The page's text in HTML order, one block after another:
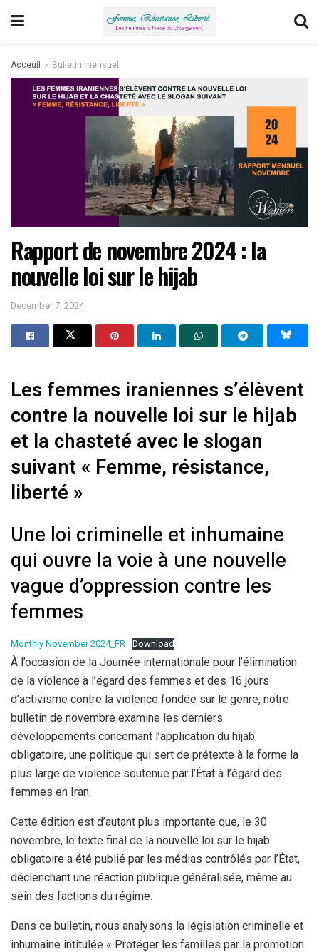
Acceuil Bulletin mensuel
Rapport de novembre 2024 : la
nouvelle loi sur le hijab
December 7, 2024
Les femmes iraniennes s’élèvent
contre la nouvelle loi sur le hijab
et la chasteté avec le slogan
suivant « Femme, résistance,
liberté »
Une loi criminelle et inhumaine
qui ouvre la voie à une nouvelle
vague d’oppression contre les
femmes
Monthly November 2024_FR Download
À l’occasion de la Journée internationale pour l’élimination
de la violence à l’égard des femmes et des 16 jours
d’activisme contre la violence fondée sur le genre, notre
bulletin de novembre examine les derniers
développements concernant l’application du hijab
obligatoire, une politique qui sert de prétexte à la forme la
plus large de violence soutenue par l’État à l’égard des
femmes en Iran.
Cette édition est d’autant plus importante que, le 30
novembre, le texte final de la nouvelle loi sur le hijab
obligatoire a été publié par les médias contrôlés par l’État,
déclenchant une réaction publique généralisée, même au
sein des factions du régime.
Dans ce bulletin, nous analysons la législation criminelle et
inhumaine intitulée « Protéger les familles par la promotion